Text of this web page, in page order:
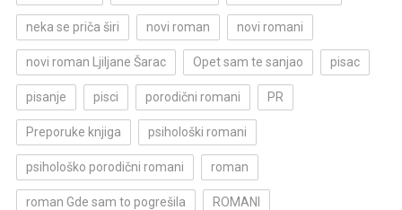
neka se priča širi novi roman novi romani
novi roman Ljiljane Šarac Opet sam te sanjao pisac
pisanje pisci porodični romani PR
Preporuke knjiga psihološki romani
psihološko porodični romani roman
roman Gde sam to pogrešila ROMANI